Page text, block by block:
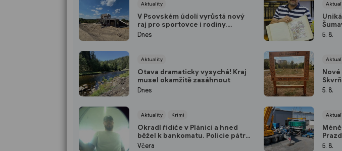
Aktuality
V Psovském údolí vyrůstá nový
raj pro sportovce i rodiny.
Nabídne unikátní pumptrack i
Dnes
Aktuality
Otava dramaticky vysychá! Kraj
musel okamžitě zasáhnout
Dnes
Aktuality Krimi
Okradl řidiče v Plánici a hned
běžel k bankomatu. Policie pátrá
po muži z kamerových záznamů
Včera
5. 8.
5. 8.
5. 8.